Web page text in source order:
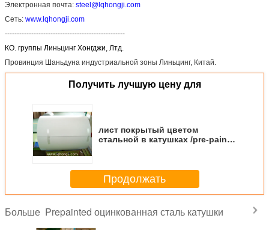
Электронная почта: steel@lqhongji.com
Сеть: www.lqhongji.com
--------------------------------------------------
КО. группы Линьцинг Хонгджи, Лтд.
Провинция Шаньдуна индустриальной зоны Линьцинг, Китай.
Получить лучшую цену для
лист покрытый цветом
стальной в катушках /pre-paint
Продолжать
Больше Prepainted оцинкованная сталь катушки